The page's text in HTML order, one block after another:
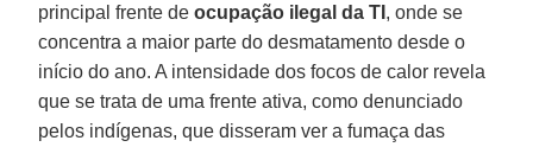
principal frente de ocupação ilegal da TI , onde se
concentra a maior parte do desmatamento desde o
início do ano. A intensidade dos focos de calor revela
que se trata de uma frente ativa, como denunciado
pelos indígenas, que disseram ver a fumaça das